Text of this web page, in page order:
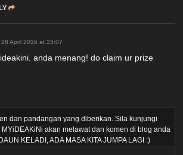
28 April 2016 at 23:07
anda menang! do claim ur prize
dan pandangan yang diberikan. Sila kunjungi
akan melawat dan komen di blog anda
KELADI, ADA MASA KITA JUMPA LAGI :)